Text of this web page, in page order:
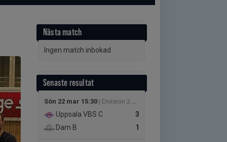
Nästa match
Ingen match inbokad
Senaste resultat
Sön 22 mar 15:30 | Division 2 Damer 2025/26 - Division 2 Östra Damer
3
Uppsala VBS C
1
Dam B